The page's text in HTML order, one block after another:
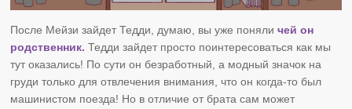
После Мейзи зайдет Тедди, думаю, вы уже поняличей он
родственник. Тедди зайдет просто поинтересоваться как мы
тут оказались! По сути он безработный, а модный значок на
груди только для отвлечения внимания, что он когда-то был
машинистом поезда! Но в отличие от брата сам может